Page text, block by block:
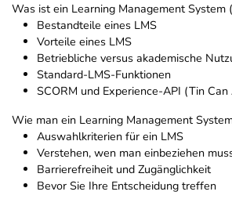
Was ist ein Learning Management System
Bestandteile eines LMS
Vorteile eines LMS
Betriebliche versus akademische
Standard-LMS-Funktionen
SCORM und Experience-API (Tin Can
Wie man ein Learning Management
Auswahlkriterien für ein LMS
Verstehen, wen man einbeziehen
Barrierefreiheit und Zugänglichkeit
Bevor Sie Ihre Entscheidung treffen